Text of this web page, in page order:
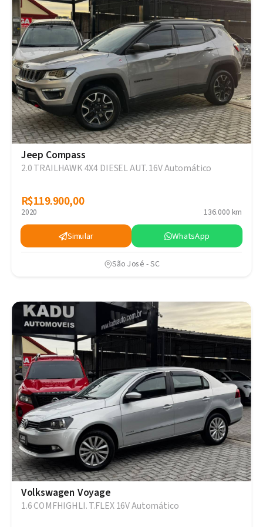
Jeep Compass
2.0 TRAILHAWK 4X4 DIESEL AUT. 16V Automático
R$119.900,00
R$119.900,00
2020 136.000 km
Simular WhatsApp
São José - SC
Volkswagen Voyage
1.6 COMFHIGHLI. T.FLEX 16V Automático